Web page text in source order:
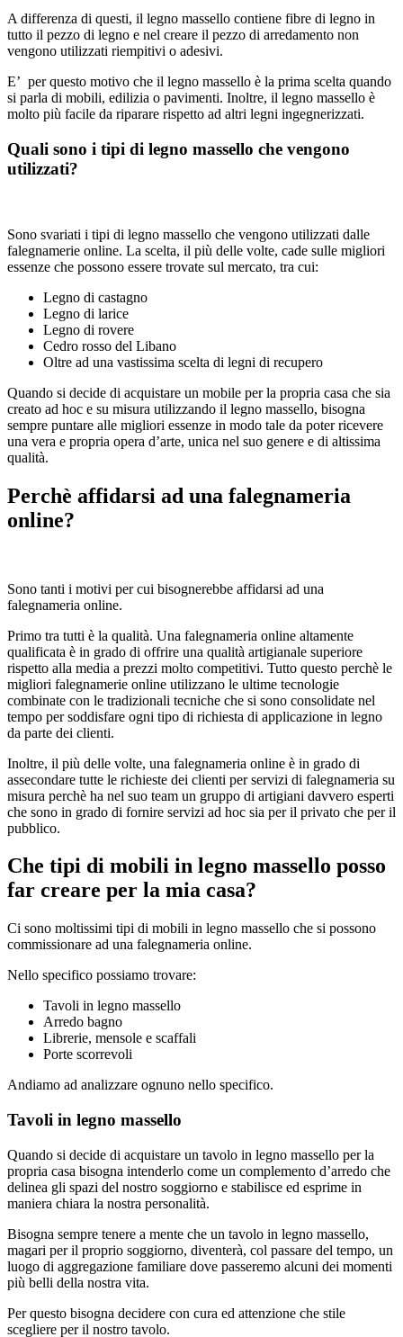
A differenza di questi, il legno massello contiene fibre di legno in
tutto il pezzo di legno e nel creare il pezzo di arredamento non
vengono utilizzati riempitivi o adesivi.
E’ per questo motivo che il legno massello è la prima scelta quando
si parla di mobili, edilizia o pavimenti. Inoltre, il legno massello è
molto più facile da riparare rispetto ad altri legni ingegnerizzati.
Quali sono i tipi di legno massello che vengono
utilizzati?
Sono svariati i tipi di legno massello che vengono utilizzati dalle
falegnamerie online. La scelta, il più delle volte, cade sulle migliori
essenze che possono essere trovate sul mercato, tra cui:
Legno di castagno
Legno di larice
Legno di rovere
Cedro rosso del Libano
Oltre ad una vastissima scelta di legni di recupero
Quando si decide di acquistare un mobile per la propria casa che sia
creato ad hoc e su misura utilizzando il legno massello, bisogna
sempre puntare alle migliori essenze in modo tale da poter ricevere
una vera e propria opera d’arte, unica nel suo genere e di altissima
qualità.
Perchè affidarsi ad una falegnameria
online?
Sono tanti i motivi per cui bisognerebbe affidarsi ad una
falegnameria online.
Primo tra tutti è la qualità. Una falegnameria online altamente
qualificata è in grado di offrire una qualità artigianale superiore
rispetto alla media a prezzi molto competitivi. Tutto questo perchè le
migliori falegnamerie online utilizzano le ultime tecnologie
combinate con le tradizionali tecniche che si sono consolidate nel
tempo per soddisfare ogni tipo di richiesta di applicazione in legno
da parte dei clienti.
Inoltre, il più delle volte, una falegnameria online è in grado di
assecondare tutte le richieste dei clienti per servizi di falegnameria su
misura perchè ha nel suo team un gruppo di artigiani davvero esperti
che sono in grado di fornire servizi ad hoc sia per il privato che per il
pubblico.
Che tipi di mobili in legno massello posso
far creare per la mia casa?
Ci sono moltissimi tipi di mobili in legno massello che si possono
commissionare ad una falegnameria online.
Nello specifico possiamo trovare:
Tavoli in legno massello
Arredo bagno
Librerie, mensole e scaffali
Porte scorrevoli
Andiamo ad analizzare ognuno nello specifico.
Tavoli in legno massello
Quando si decide di acquistare un tavolo in legno massello per la
propria casa bisogna intenderlo come un complemento d’arredo che
delinea gli spazi del nostro soggiorno e stabilisce ed esprime in
maniera chiara la nostra personalità.
Bisogna sempre tenere a mente che un tavolo in legno massello,
magari per il proprio soggiorno, diventerà, col passare del tempo, un
luogo di aggregazione familiare dove passeremo alcuni dei momenti
più belli della nostra vita.
Per questo bisogna decidere con cura ed attenzione che stile
scegliere per il nostro tavolo.